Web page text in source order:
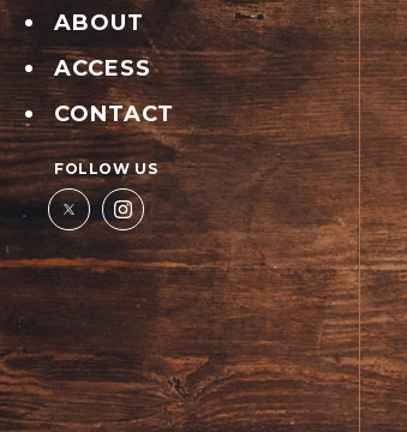
ABOUT
ACCESS
CONTACT
FOLLOW US